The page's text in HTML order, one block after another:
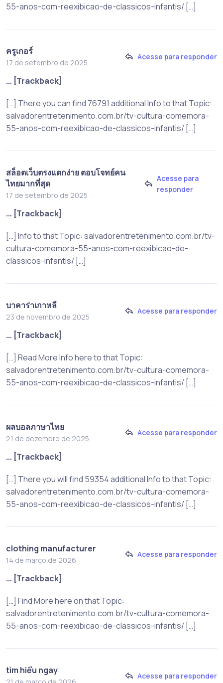
55-anos-com-reexibicao-de-classicos-infantis/ […]
ครูเกอร์
17 de setembro de 2025
Acesse para responder
… [Trackback]
[…] There you can find 76791 additional Info to that Topic:
salvadorentretenimento.com.br/tv-cultura-comemora-
55-anos-com-reexibicao-de-classicos-infantis/ […]
สล็อตเว็บตรงแตกง่าย ตอบโจทย์คน
ไทยมากที่สุด
17 de setembro de 2025
Acesse para
responder
… [Trackback]
[…] Info to that Topic: salvadorentretenimento.com.br/tv-
cultura-comemora-55-anos-com-reexibicao-de-
classicos-infantis/ […]
บาคาร่าเกาหลี
23 de novembro de 2025
Acesse para responder
… [Trackback]
[…] Read More Info here to that Topic:
salvadorentretenimento.com.br/tv-cultura-comemora-
55-anos-com-reexibicao-de-classicos-infantis/ […]
ผลบอลภาษาไทย
21 de dezembro de 2025
Acesse para responder
… [Trackback]
[…] There you will find 59354 additional Info to that Topic:
salvadorentretenimento.com.br/tv-cultura-comemora-
55-anos-com-reexibicao-de-classicos-infantis/ […]
clothing manufacturer
14 de março de 2026
Acesse para responder
… [Trackback]
[…] Find More here on that Topic:
salvadorentretenimento.com.br/tv-cultura-comemora-
55-anos-com-reexibicao-de-classicos-infantis/ […]
tìm hiểu ngay
Acesse para responder